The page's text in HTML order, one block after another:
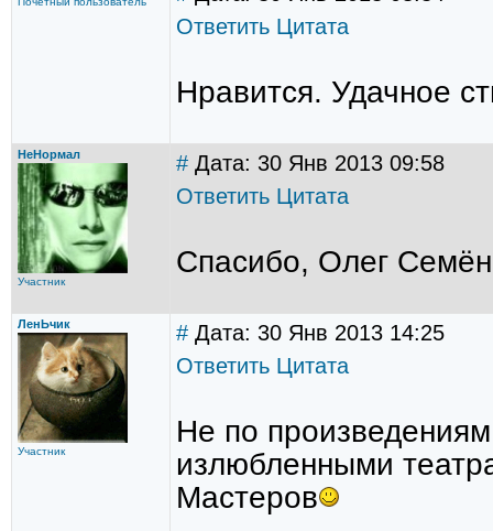
Ответить Цитата
Нравится. Удачное
НеНормал
Участник
# Дата: 30 Янв 2013 09:58
Ответить Цитата
Спасибо, Олег
ЛенЬчик
Участник
# Дата: 30 Янв 2013 14:25
Ответить Цитата
Не по
излюбленными
Мастеров